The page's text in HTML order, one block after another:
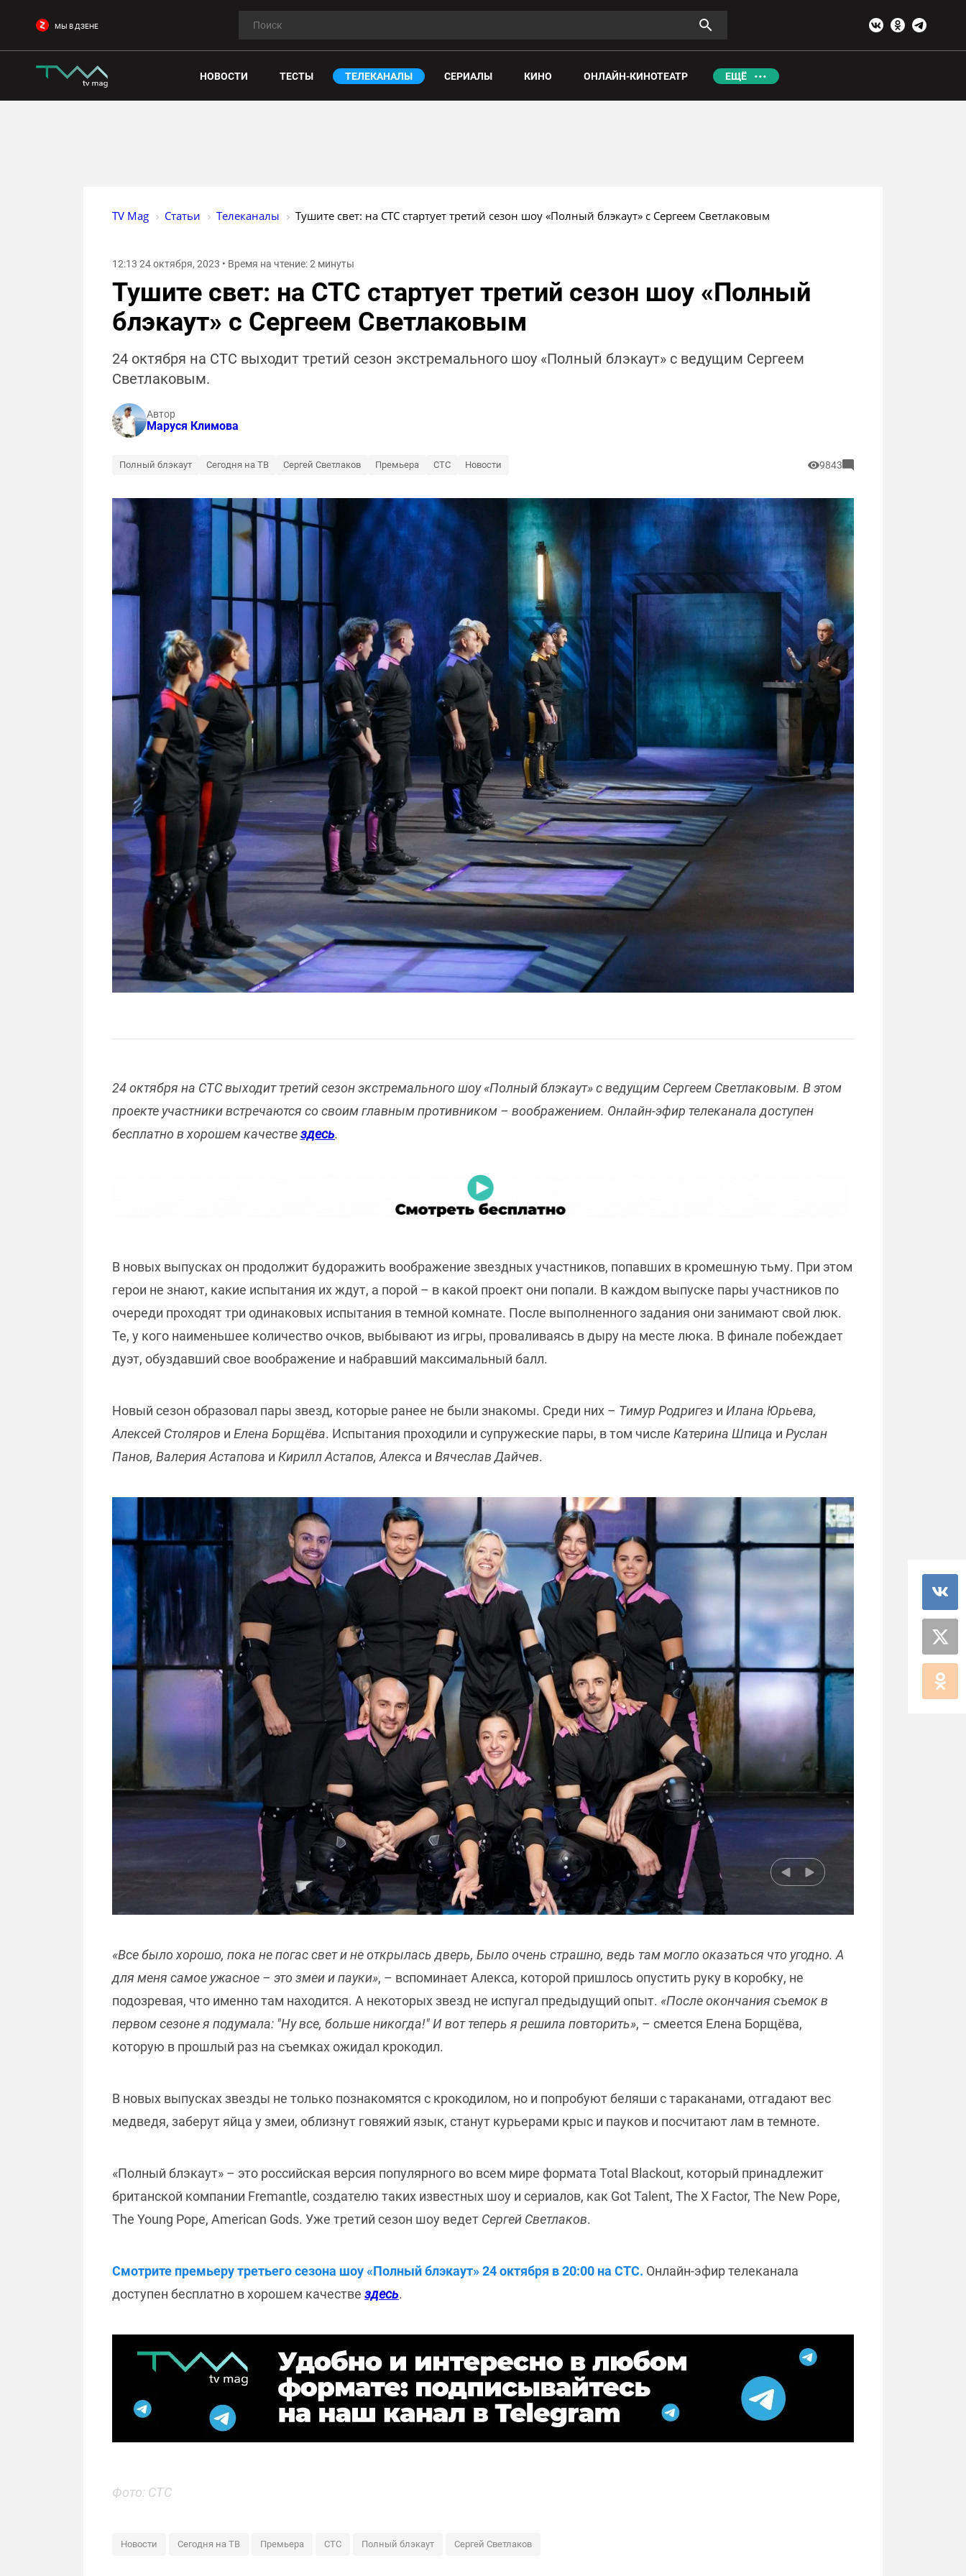
МЫ В ДЗЕНЕ
НОВОСТИ ТЕСТЫ ТЕЛЕКАНАЛЫ СЕРИАЛЫ КИНО ОНЛАЙН-КИНОТЕАТР ЕЩЁ
TV Mag Статьи Телеканалы Тушите свет: на СТС стартует третий сезон шоу «Полный блэкаут» с Сергеем Светлаковым
12:13 24 октября, 2023 • Время на чтение: 2 минуты
Тушите свет: на СТС стартует третий сезон шоу «Полный
блэкаут» с Сергеем Светлаковым
24 октября на СТС выходит третий сезон экстремального шоу «Полный блэкаут» с ведущим Сергеем
Светлаковым.
Автор
Маруся Климова
Полный блэкаут Сегодня на ТВ Сергей Светлаков Премьера СТС Новости 9843
24 октября на СТС выходит третий сезон экстремального шоу «Полный блэкаут» с ведущим Сергеем Светлаковым. В этом
проекте участники встречаются со своим главным противником – воображением. Онлайн-эфир телеканала доступен
бесплатно в хорошем качествездесь.
В новых выпусках он продолжит будоражить воображение звездных участников, попавших в кромешную тьму. При этом
герои не знают, какие испытания их ждут, а порой – в какой проект они попали. В каждом выпуске пары участников по
очереди проходят три одинаковых испытания в темной комнате. После выполненного задания они занимают свой люк.
Те, у кого наименьшее количество очков, выбывают из игры, проваливаясь в дыру на месте люка. В финале побеждает
дуэт, обуздавший свое воображение и набравший максимальный балл.
Новый сезон образовал пары звезд, которые ранее не были знакомы. Среди них – Тимур Родригез и Илана Юрьева,
Алексей Столяров и Елена Борщёва. Испытания проходили и супружеские пары, в том числе Катерина Шпица и Руслан
Панов, Валерия Астапова и Кирилл Астапов, Алекса и Вячеслав Дайчев.
«Все было хорошо, пока не погас свет и не открылась дверь, Было очень страшно, ведь там могло оказаться что угодно. А
для меня самое ужасное – это змеи и пауки», – вспоминает Алекса, которой пришлось опустить руку в коробку, не
подозревая, что именно там находится. А некоторых звезд не испугал предыдущий опыт. «После окончания съемок в
первом сезоне я подумала: "Ну все, больше никогда!" И вот теперь я решила повторить», – смеется Елена Борщёва,
которую в прошлый раз на съемках ожидал крокодил.
В новых выпусках звезды не только познакомятся с крокодилом, но и попробуют беляши с тараканами, отгадают вес
медведя, заберут яйца у змеи, облизнут говяжий язык, станут курьерами крыс и пауков и посчитают лам в темноте.
«Полный блэкаут» – это российская версия популярного во всем мире формата Total Blackout, который принадлежит
британской компании Fremantle, создателю таких известных шоу и сериалов, как Got Talent, The X Factor, The New Pope,
The Young Pope, American Gods. Уже третий сезон шоу ведет Сергей Светлаков.
Смотрите премьеру третьего сезона шоу «Полный блэкаут» 24 октября в 20:00 на СТС. Онлайн-эфир телеканала
доступен бесплатно в хорошем качестве здесь.
Фото: СТС
Новости Сегодня на ТВ Премьера СТС Полный блэкаут Сергей Светлаков